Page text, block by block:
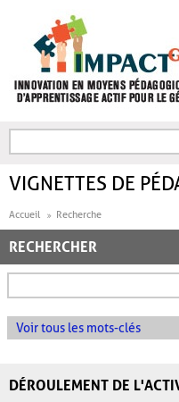
FORMULAIRE DE
VIGNETTES DE
Accueil Recherche
RECHERCHER
Voir tous les mots-clés
DÉROULEMENT DE